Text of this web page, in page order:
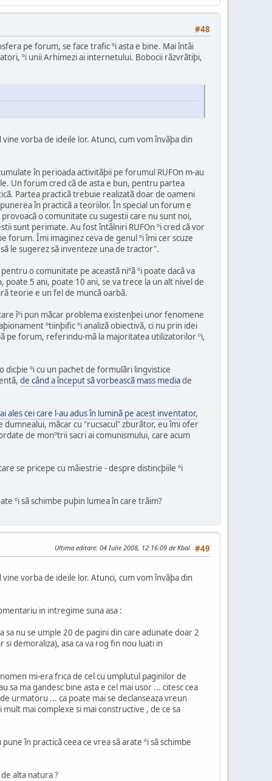
#48
pe forum, se face trafic ºi asta e bine. Mai întâi
ºi unii Arhimezi ai internetului. Bobocii rãzvrãtiþi,
vorba de ideile lor. Atunci, cum vom învãþa din
în perioada activitãþii pe forumul RUFOn m-au
Un forum cred cã de asta e bun, pentru partea
Partea practicã trebuie realizatã doar de oameni
în practicã a teoriilor. În special un forum e
o comunitate cu sugestii care nu sunt noi,
sunt perimate. Au fost întâlniri RUFOn ºi cred cã vor
forum. Îmi imaginez ceva de genul ºi îmi cer scuze
le sugerez sã inventeze una de tractor".
o comunitate pe aceastã niºã ºi poate dacã va
5 ani, poate 10 ani, se va trece la un alt nivel de
teorie e un fel de muncã oarbã.
îºi pun mãcar problema existenþei unor fenomene
ºtiinþific ºi analizã obiectivã, ci nu prin idei
pe forum, referindu-mã la majoritatea utilizatorilor ºi,
ºi cu un pachet de formulãri lingvistice
de când a început sã vorbeascã mass mediade
ales cei care l-au adus în luminã pe acest inventator,
mãcar cu "rucsacul" zburãtor, eu îmi ofer
de monºtrii sacri ai comunismului, care acum
se pricepe cu mãiestrie - despre distincþiile ºi
ºi sã schimbe puþin lumea în care trãim?
#49
Ultima editare: 04 Iulie 2008, 12:16:09 de Kbal
vorba de ideile lor. Atunci, cum vom învãþa din
in intregime suna asa :
nu se umple 20 de pagini din care adunate doar 2
demoraliza), asa ca va rog fin nou luati in
mi-era frica de cel cu umplutul paginilor de
sa ma gandesc bine asta e cel mai usor ... citesc cea
urmatoru ... ca poate mai se declanseaza vreun
mai complexe si mai constructive , de ce sa
în practicã ceea ce vrea sã arate ºi sã schimbe
alta natura ?